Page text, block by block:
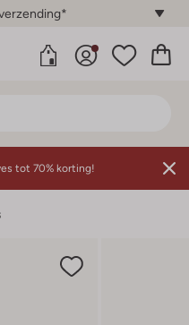
tot 70% korting!